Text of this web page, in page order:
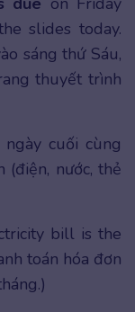
slides today.
sáng thứ Sáu,
thuyết trình
ngày cuối cùng
nước, thẻ
bill is the
toán hóa đơn